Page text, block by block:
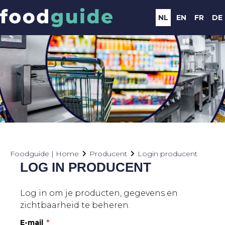
NL EN FR DE
Foodguide | Home Producent Login producent
LOG IN PRODUCENT
Log in om je producten, gegevens en
zichtbaarheid te beheren.
E-mail